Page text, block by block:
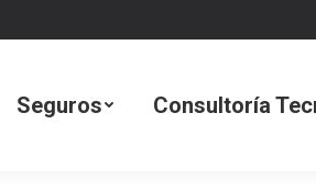
Seguros Consultoría
Tecnológica Blog